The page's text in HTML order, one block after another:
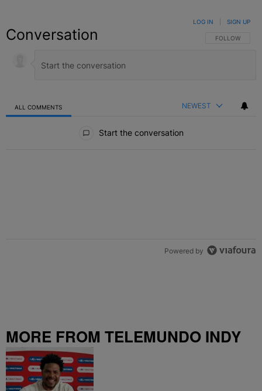
Conversation FOLLOW THIS
FOLLOW
LOG IN SIGN UP
ALL COMMENTS NEWEST
Start the conversation
Powered by
MORE FROM TELEMUNDO INDY